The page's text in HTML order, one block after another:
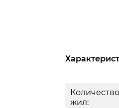
Количество
жил: